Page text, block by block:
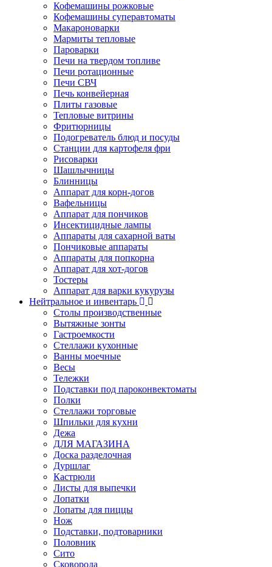
Кофемашины рожковые
Кофемашины суперавтоматы
Макароноварки
Мармиты тепловые
Пароварки
Печи на твердом топливе
Печи ротационные
Печи СВЧ
Печь конвейерная
Плиты газовые
Тепловые витрины
Фритюрницы
Подогреватель блюд и посуды
Станции для картофеля фри
Рисоварки
Шашлычницы
Блинницы
Аппарат для корн-догов
Вафельницы
Аппарат для пончиков
Инсектицидные лампы
Аппараты для сахарной ваты
Пончиковые аппараты
Аппараты для попкорна
Аппарат для хот-догов
Тостеры
Аппарат для варки кукурузы
Нейтральное и инвентарь
Столы производственные
Вытяжные зонты
Гастроемкости
Стеллажи кухонные
Ванны моечные
Весы
Тележки
Подставки под пароконвектоматы
Полки
Стеллажи торговые
Шпильки для кухни
Дежа
ДЛЯ МАГАЗИНА
Доска разделочная
Дуршлаг
Кастрюли
Листы для выпечки
Лопатки
Лопаты для пиццы
Нож
Подставки, подтоварники
Половник
Сито
Сковорода